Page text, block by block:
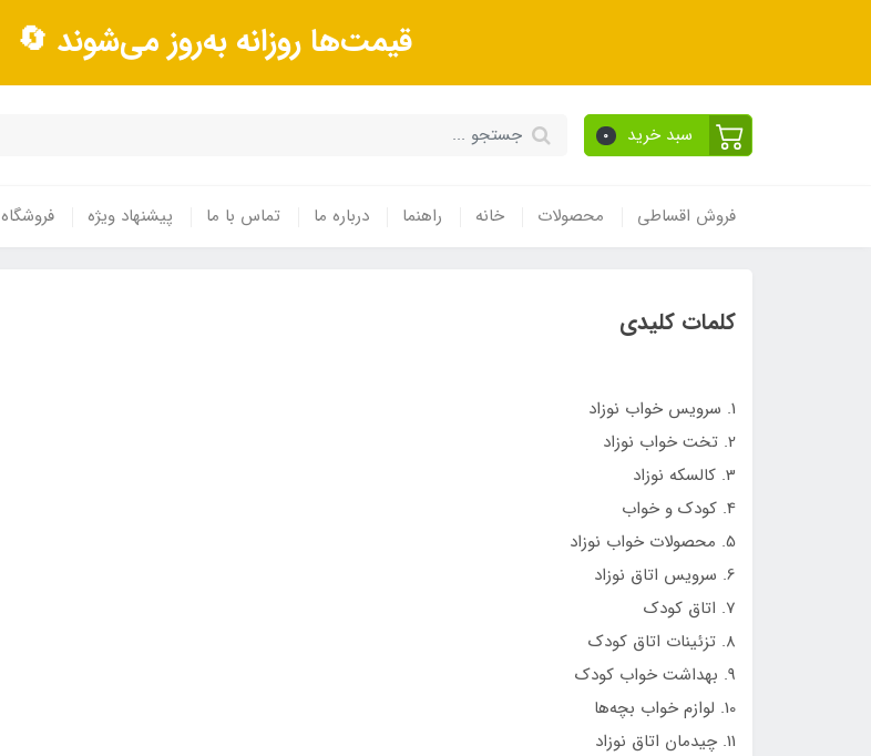
قیمت‌ها روزانه به‌روز می‌شوند 🔄
سبد خرید 0
فروش اقساطی محصولات خانه راهنما درباره ما تماس با ما پیشنهاد ویژه فروشگاه
کلمات کلیدی
1. سرویس خواب نوزاد
2. تخت خواب نوزاد
3. کالسکه نوزاد
4. کودک و خواب
5. محصولات خواب نوزاد
6. سرویس اتاق نوزاد
7. اتاق کودک
8. تزئینات اتاق کودک
9. بهداشت خواب کودک
10. لوازم خواب بچه‌ها
11. چیدمان اتاق نوزاد